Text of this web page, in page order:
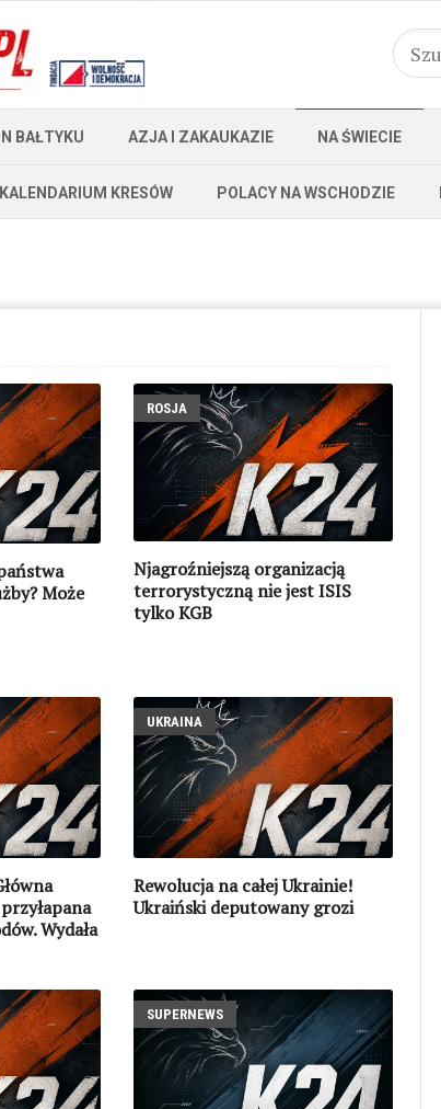
BAŁTYKU AZJA I ZAKAUKAZIE NA ŚWIECIE
KALENDARIUM KRESÓW POLACY NA WSCHODZIE
Może
ROSJA
Njagroźniejszą organizacją
terrorystyczną nie jest ISIS
tylko KGB
Wydała
UKRAINA
Rewolucja na całej Ukrainie!
Ukraiński deputowany grozi
SUPERNEWS